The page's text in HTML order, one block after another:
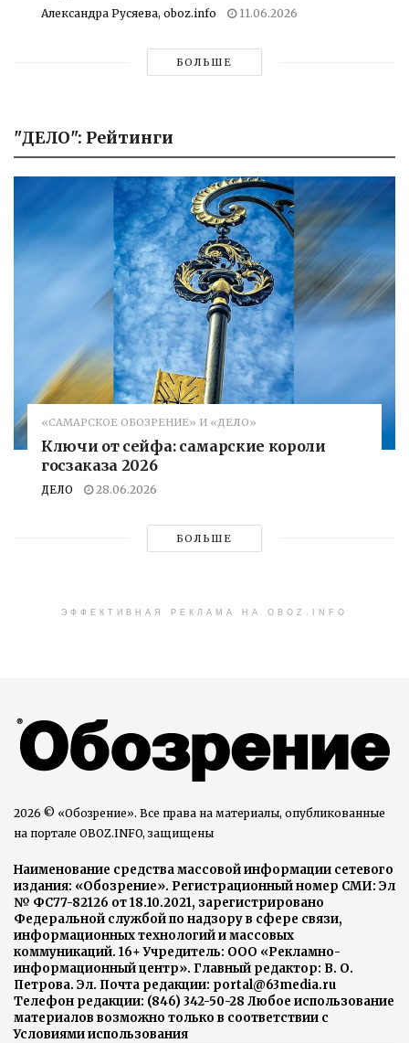
Александра Русяева, oboz.info 11.06.2026
БОЛЬШЕ
"ДЕЛО": Рейтинги
«САМАРСКОЕ ОБОЗРЕНИЕ» И «ДЕЛО»
Ключи от сейфа: самарские короли
госзаказа 2026
ДЕЛО 28.06.2026
БОЛЬШЕ
ЭФФЕКТИВНАЯ РЕКЛАМА НА OBOZ.INFO
2026 © «Обозрение». Все права на материалы, опубликованные
на портале OBOZ.INFO, защищены
Наименование средства массовой информации сетевого
издания: «Обозрение». Регистрационный номер СМИ: Эл
№ ФС77-82126 от 18.10.2021, зарегистрировано
Федеральной службой по надзору в сфере связи,
информационных технологий и массовых
коммуникаций. 16+ Учредитель: ООО «Рекламно-
информационный центр». Главный редактор: В. О.
Петрова. Эл. Почта редакции: portal@63media.ru
Телефон редакции: (846) 342-50-28 Любое использование
материалов возможно только в соответствии с
Условиями использования